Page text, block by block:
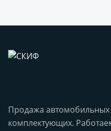
Продажа
комплектующих.